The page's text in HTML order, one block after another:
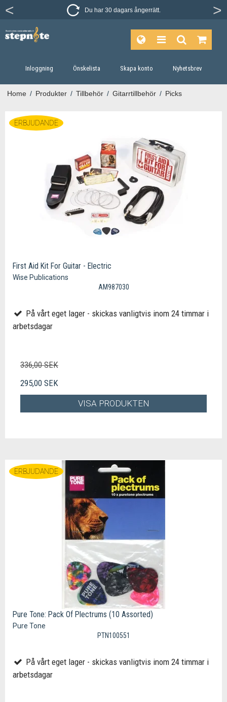
Du har 30 dagars ångerrätt.
Inloggning Önskelista Skapa konto Nyhetsbrev
Home / Produkter / Tillbehör / Gitarrtillbehör / Picks
ERBJUDANDE
First Aid Kit For Guitar - Electric
Wise Publications
AM987030
På vårt eget lager - skickas vanligtvis inom 24 timmar i
arbetsdagar
336,00 SEK
295,00 SEK
VISA PRODUKTEN
ERBJUDANDE
Pure Tone: Pack Of Plectrums (10 Assorted)
Pure Tone
PTN100551
På vårt eget lager - skickas vanligtvis inom 24 timmar i
arbetsdagar